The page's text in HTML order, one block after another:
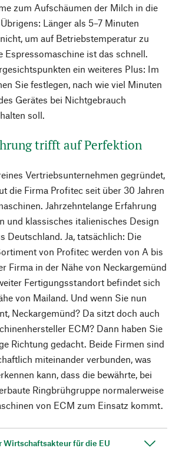
zum Aufschäumen der Milch in die
Länger als 5–7 Minuten
um auf Betriebstemperatur zu
Espressomaschine ist das schnell.
ein weiteres Plus: Im
Sie festlegen, nach wie viel Minuten
Gerätes bei Nichtgebrauch
soll.
trifft auf Perfektion
Vertriebsunternehmen gegründet,
die Firma Profitec seit über 30 Jahren
Jahrzehntelange Erfahrung
und klassisches italienisches Design
Deutschland. Ja, tatsächlich: Die
von Profitec werden von A bis
Firma in der Nähe von Neckargemünd
Fertigungsstandort befindet sich
von Mailand. Und wenn Sie nun
Neckargemünd? Da sitzt doch auch
ECM? Dann haben Sie
Richtung gedacht. Beide Firmen sind
miteinander verbunden, was
kann, dass die bewährte, bei
Ringbrühgruppe normalerweise
von ECM zum Einsatz kommt.
für die EU